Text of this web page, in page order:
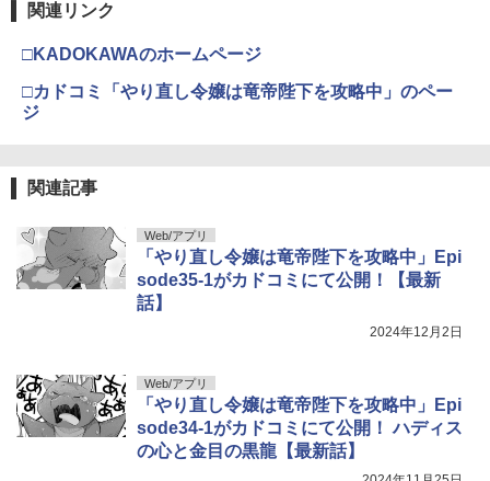
関連リンク
□KADOKAWAのホームページ
□カドコミ「やり直し令嬢は竜帝陛下を攻略中」のペー
ジ
関連記事
Web/アプリ
「やり直し令嬢は竜帝陛下を攻略中」Epi
sode35-1がカドコミにて公開！【最新
話】
2024年12月2日
Web/アプリ
「やり直し令嬢は竜帝陛下を攻略中」Epi
sode34-1がカドコミにて公開！ ハディス
の心と金目の黒龍【最新話】